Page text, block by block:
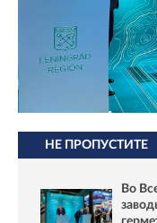
НЕ ПРОПУСТИТЕ
Во